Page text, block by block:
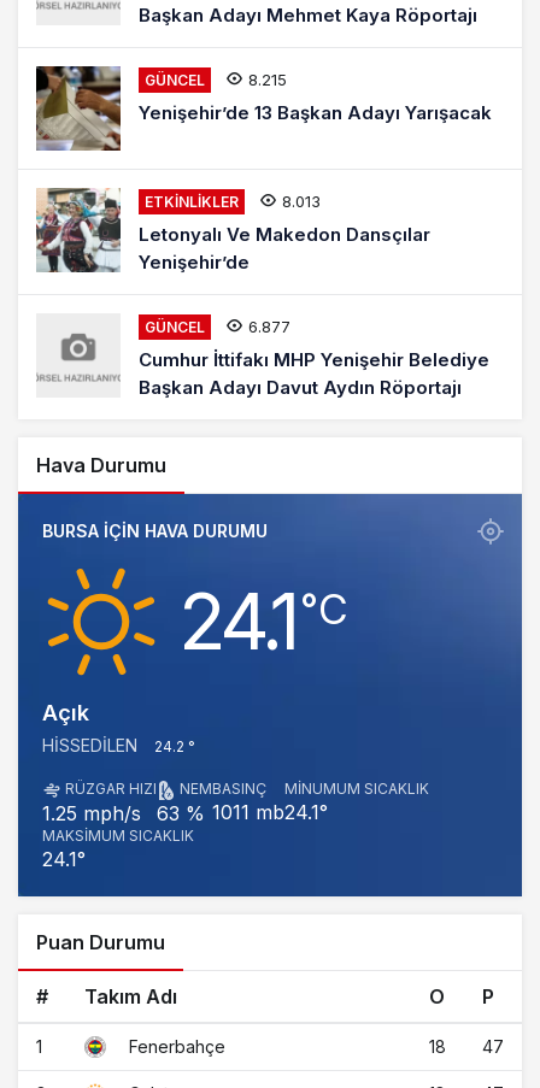
Başkan Adayı Mehmet Kaya Röportajı
GÜNCEL 8.215
Yenişehir’de 13 Başkan Adayı Yarışacak
ETKINLIKLER 8.013
Letonyalı Ve Makedon Dansçılar
Yenişehir’de
GÜNCEL 6.877
Cumhur İttifakı MHP Yenişehir Belediye
Başkan Adayı Davut Aydın Röportajı
Hava Durumu
BURSA IÇIN HAVA DURUMU
24.1‎°C
Açık
HISSEDILEN 24.2 °
RÜZGAR HIZI
1.25 mph/s
NEM
63 %
BASINÇ
1011 mb
MINUMUM SICAKLIK
24.1°
MAKSIMUM SICAKLIK
24.1°
Puan Durumu
# Takım Adı O P
1 Fenerbahçe 18 47